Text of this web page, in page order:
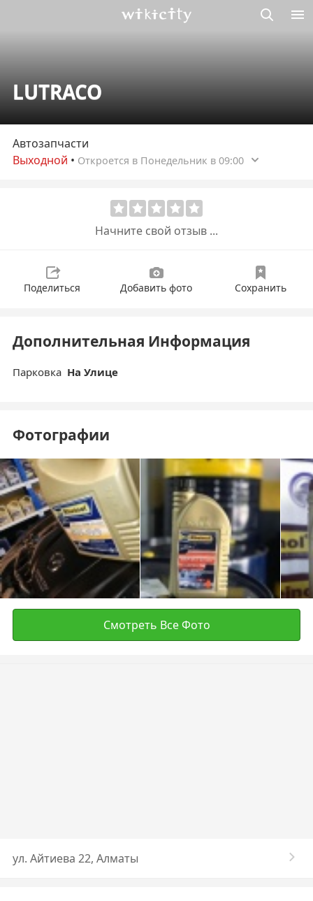
LUTRACO
Автозапчасти
Выходной • Откроется в Понедельник в 09:00
Начните свой отзыв ...
Поделиться Добавить фото Сохранить
Дополнительная Информация
Парковка На Улице
Фотографии
Смотреть Все Фото
ул. Айтиева 22, Алматы